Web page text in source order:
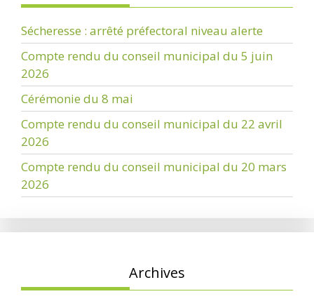
Sécheresse : arrêté préfectoral niveau alerte
Compte rendu du conseil municipal du 5 juin
2026
Cérémonie du 8 mai
Compte rendu du conseil municipal du 22 avril
2026
Compte rendu du conseil municipal du 20 mars
2026
Archives